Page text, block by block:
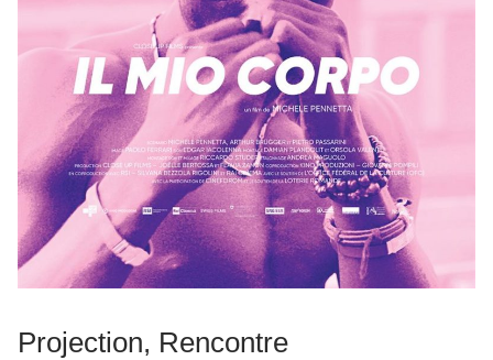
Projection, Rencontre